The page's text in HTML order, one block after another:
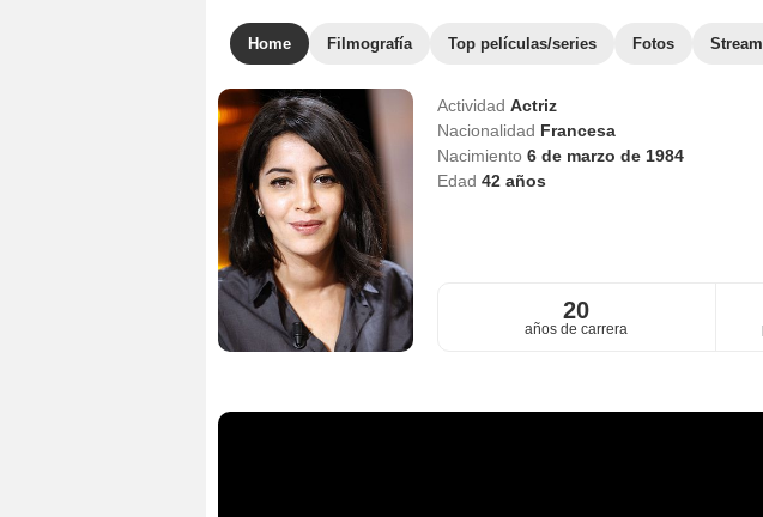
Home Filmografía Top películas/series Fotos
Actividad Actriz
Nacionalidad Francesa
Nacimiento 6 de marzo de 1984
Edad 42años
20
años de carrera